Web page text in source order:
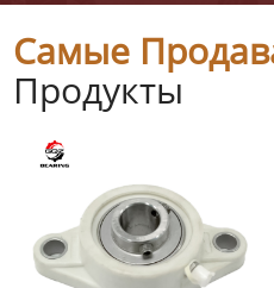
Самые
Продукты